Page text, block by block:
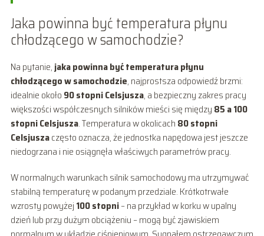
Jaka powinna być temperatura płynu
chłodzącego w samochodzie?
Na pytanie,jaka powinna być temperatura płynu
chłodzącego w samochodzie, najprostsza odpowiedź brzmi:
idealnie około 90 stopni Celsjusza, a bezpieczny zakres pracy
większości współczesnych silników mieści się między 85 a 100
stopni Celsjusza. Temperatura w okolicach 80 stopni
Celsjuszaczęsto oznacza, że jednostka napędowa jest jeszcze
niedogrzana i nie osiągnęła właściwych parametrów pracy.
W normalnych warunkach silnik samochodowy ma utrzymywać
stabilną temperaturę w podanym przedziale. Krótkotrwałe
wzrosty powyżej 100 stopni– na przykład w korku w upalny
dzień lub przy dużym obciążeniu – mogą być zjawiskiem